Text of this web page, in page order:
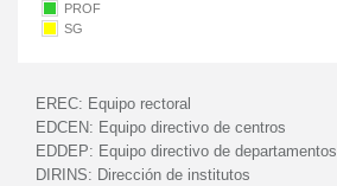
PROF
SG
EREC: Equipo rectoral
EDCEN: Equipo directivo de centros
EDDEP: Equipo directivo de departamentos
DIRINS: Dirección de institutos